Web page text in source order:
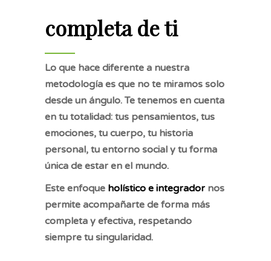
completa de ti
Lo que hace diferente a nuestra
metodología es que no te miramos solo
desde un ángulo. Te tenemos en cuenta
en tu totalidad: tus pensamientos, tus
emociones, tu cuerpo, tu historia
personal, tu entorno social y tu forma
única de estar en el mundo.
Este enfoque holístico e integrador nos
permite acompañarte de forma más
completa y efectiva, respetando
siempre tu singularidad.